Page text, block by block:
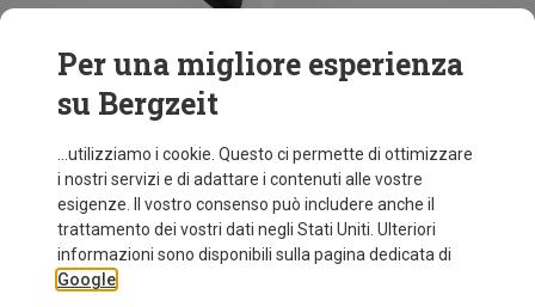
Risparmi 20%
Per una migliore esperienza
su Bergzeit
...utilizziamo i cookie. Questo ci permette di ottimizzare
i nostri servizi e di adattare i contenuti alle vostre
esigenze. Il vostro consenso può includere anche il
trattamento dei vostri dati negli Stati Uniti. Ulteriori
informazioni sono disponibili sulla pagina dedicata di
Google